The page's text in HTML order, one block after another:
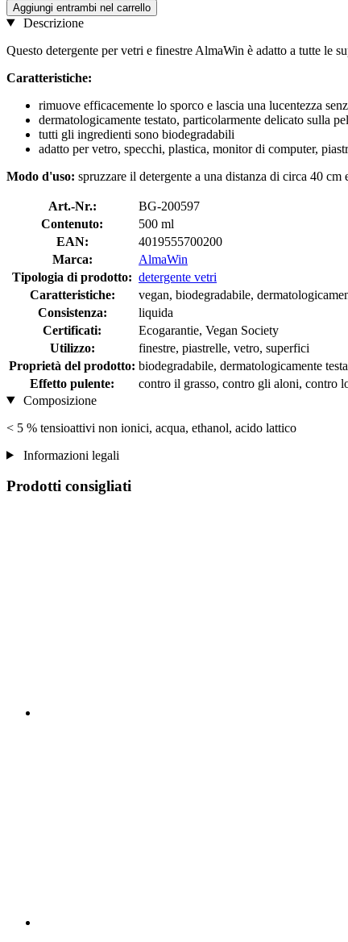
Aggiungi entrambi nel carrello
Descrizione
Questo detergente per vetri e finestre AlmaWin è adatto a tutte le
Caratteristiche:
rimuove efficacemente lo sporco e lascia una lucentezza
dermatologicamente testato, particolarmente delicato sulla
tutti gli ingredienti sono biodegradabili
adatto per vetro, specchi, plastica, monitor di computer,
Modo d'uso: spruzzare il detergente a una distanza di circa 40 cm
Art.-Nr.:
BG-200597
Contenuto:
500 ml
EAN:
4019555700200
Marca:
AlmaWin
Tipologia di prodotto: detergente vetri
Caratteristiche:
vegan, biodegradabile,
Consistenza:
liquida
Certificati:
Ecogarantie, Vegan Society
Utilizzo:
finestre, piastrelle, vetro, superfici
Proprietà del prodotto: biodegradabile, dermatologicamente
Effetto pulente:
contro il grasso, contro gli aloni, contro
Composizione
< 5 % tensioattivi non ionici, acqua, ethanol, acido lattico
Informazioni legali
Prodotti consigliati